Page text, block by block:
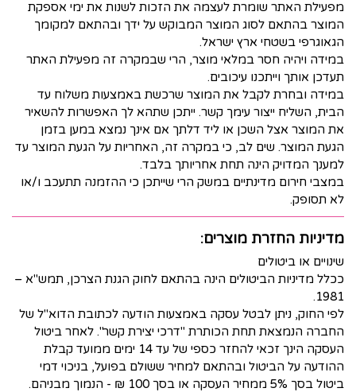
מפעילת האתר שומרת לעצמה את הזכות לשנות את ימי אספקת
המוצר בהתאם לסוג המוצר המבוקש על ידך ובהתאם למקומך
הגאוגרפי בשטחי ארץ ישראל.
במידה ויהיה חסר במלאי מוצר, הרי שבמקרה זה מפעילת האתר
תעדכן אותך וייתכנו עיכובים.
במידה ובחרת לקבל את המוצר שרכשת באמצעות משלוח עד
הבית, השליח ייצור עימך קשר. ייתכן שתהא לך האפשרות להשאיר
את המוצר אצל השכן או ליד דלתך אם אינך נמצא במען בזמן
הגעת המוצר. שים לב, כי במקרה זה, האחריות על הגעת המוצר עד
למענך המדויק הינה תחת אחריותך בלבד.
במצבי חירום מדינתיים במשק הרי שייתכן כי ההזמנה תתעכב ו/או
לא תסופק.
מדיניות החזרת מוצרים:
שינויים או ביטולים
ככלל מדיניות הביטולים הינה בהתאם לחוק הגנת הצרכן, תמש"א –
1981.
לפי החוק, ניתן לבטל עסקה באמצעות הודעה לכתובת הדוא"ל של
החברה הנמצאת תחת הכותרת "דרכי יצירת קשר". לאחר ביטול
העסקה הינך זכאי להחזר כספי של עד 14 ימים ממועד קבלת
ההודעה על הביטול ובהתאם למחיר ששולם בפועל, בניכוי דמי
ביטול בסך 5% ממחיר העסקה או בסך 100 ₪ - הנמוך מבניהם.